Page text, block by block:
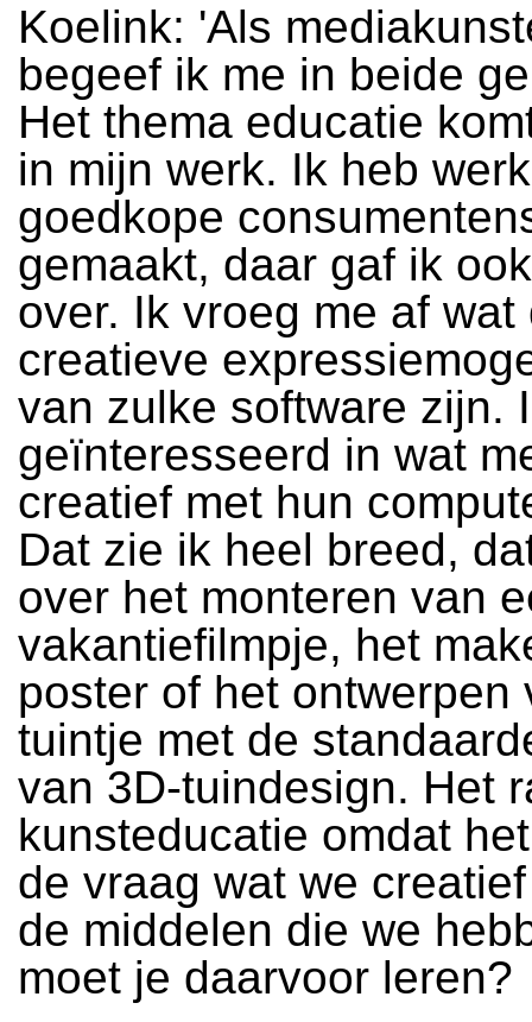
Koelink: 'Als
begeef ik me in beide
Het thema educatie
in mijn werk. Ik heb
goedkope
gemaakt, daar gaf ik
over. Ik vroeg me af wat
creatieve
van zulke software zijn.
geïnteresseerd in wat
creatief met hun
Dat zie ik heel breed,
over het monteren van
vakantiefilmpje, het
poster of het ontwerpen
tuintje met de
van 3D-tuindesign. Het
kunsteducatie omdat
de vraag wat we
de middelen die we
moet je daarvoor leren?